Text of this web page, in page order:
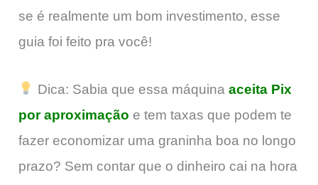
se é realmente um bom investimento, esse
guia foi feito pra você!
Dica: Sabia que essa máquina aceita Pix
por aproximação e tem taxas que podem te
fazer economizar uma graninha boa no longo
prazo? Sem contar que o dinheiro cai na hora